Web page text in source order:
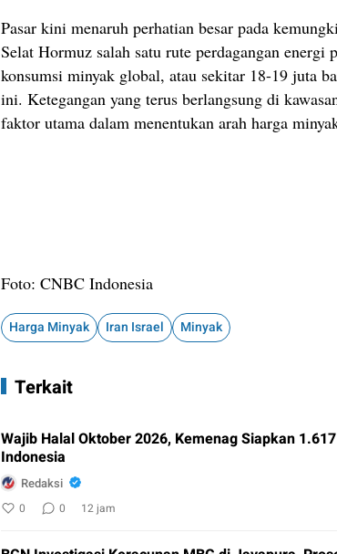
Pasar kini menaruh perhatian besar pada
Selat Hormuz salah satu rute perdagangan
konsumsi minyak global, atau sekitar 18-19 juta
ini. Ketegangan yang terus berlangsung di
faktor utama dalam menentukan arah harga
Foto: CNBC Indonesia
Harga Minyak Iran Israel Minyak
Terkait
Wajib Halal Oktober 2026, Kemenag Siapkan
Indonesia
Redaksi
0 0 12 jam